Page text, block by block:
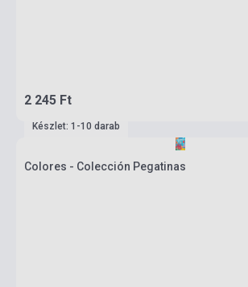
2 245 Ft
Készlet: 1-10 darab
Colores - Colección Pegatinas